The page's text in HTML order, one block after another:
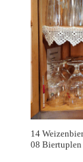
14
08